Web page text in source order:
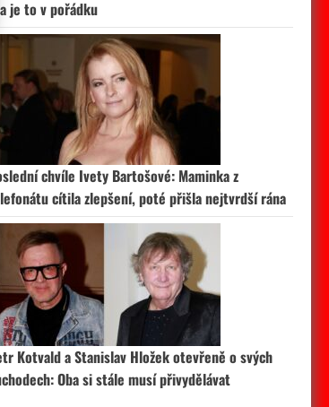
je to v pořádku
chvíle Ivety Bartošové: Maminka z
cítila zlepšení, poté přišla nejtvrdší rána
Kotvald a Stanislav Hložek otevřeně o svých
Oba si stále musí přivydělávat